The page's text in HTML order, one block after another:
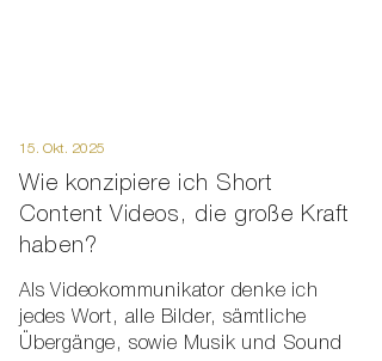
15. Okt. 2025
Wie konzipiere ich Short
Content Videos, die große Kraft
haben?
Als Videokommunikator denke ich
jedes Wort, alle Bilder, sämtliche
Übergänge, sowie Musik und Sound